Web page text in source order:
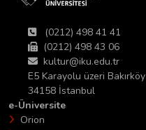
(0212) 498 41 41
(0212) 498 43 06
kultur@iku.edu.tr
E5 Karayolu üzeri Bakırköy
34158 İstanbul
e-Üniversite
Orion